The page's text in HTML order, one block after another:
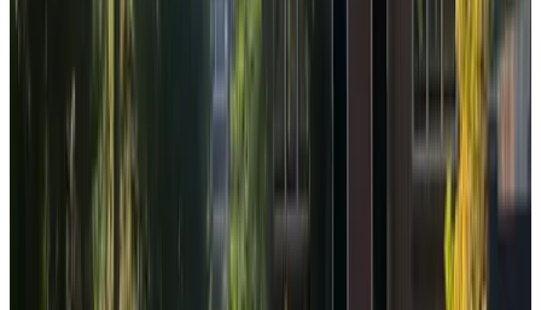
Bed Boot Vredenhof
Amsterdam